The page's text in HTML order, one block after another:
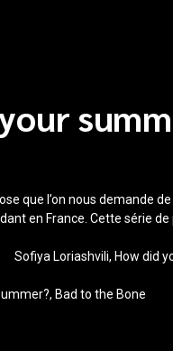
que l’on nous demande
en France. Cette série